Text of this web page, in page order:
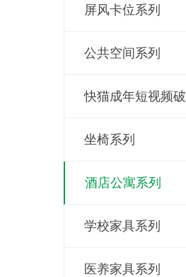
屏风卡位系列
公共空间系列
快猫成年短视频
载系列
坐椅系列
酒店公寓系列
学校家具系列
医养家具系列